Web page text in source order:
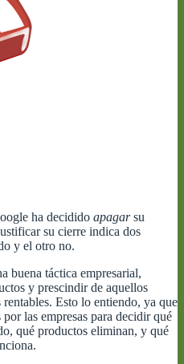
ha decidido apagarsu
su cierre indica dos
y el otro no.
buena táctica empresarial,
y prescindir de aquellos
Esto lo entiendo, ya que
las empresas para decidir qué
qué productos eliminan, y qué